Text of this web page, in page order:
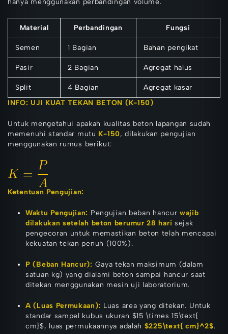
hanya menggunakan perbandingan volume.
Material Perbandingan Fungsi
Semen 1 Bagian Bahan pengikat
Pasir 2 Bagian Agregat halus
Split 4 Bagian
Agregat kasar
INFO: UJI KUAT TEKAN BETON (K-150)
Untuk mengetahui apakah kualitas beton lapangan sudah
memenuhi standar mutu K-150, dilakukan pengujian
menggunakan rumus berikut:
Ketentuan Pengujian:
Waktu Pengujian: Pengujian beban hancurwajib
dilakukan setelah beton berumur 28 hari sejak
pengecoran untuk memastikan beton telah mencapai
kekuatan tekan penuh (100%).
P (Beban Hancur): Gaya tekan maksimum (dalam
satuan kg) yang dialami beton sampai hancur saat
ditekan menggunakan mesin uji laboratorium.
A (Luas Permukaan): Luas area yang ditekan. Untuk
standar sampel kubus ukuran $15 \times 15\text{
cm}$, luas permukaannya adalah $225\text{ cm}^2$.